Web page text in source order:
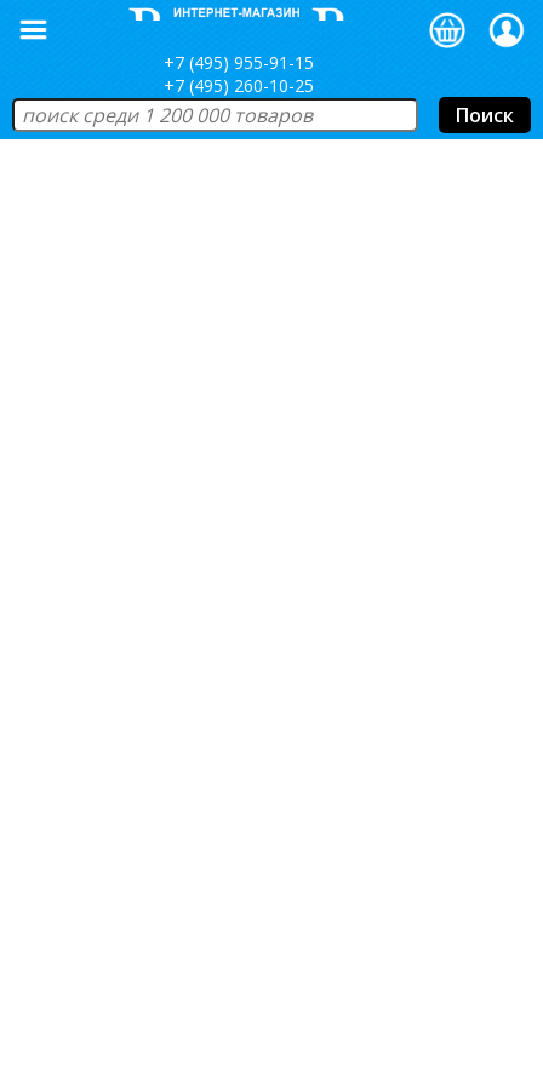
+7 (495) 955-91-15
+7 (495) 260-10-25